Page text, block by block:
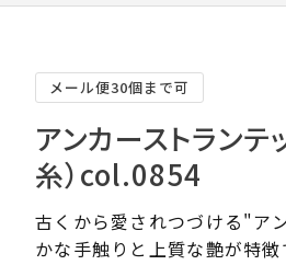
メール便30個まで可
アンカーストランテ
糸）col.0854
古くから愛されつづける"ア
かな手触りと上質な艶が特徴